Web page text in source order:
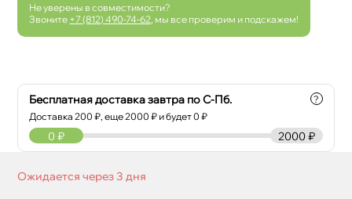
Не уверены в совместимости?
Звоните +7 (812) 490-74-62 , мы все проверим и подскажем!
Бесплатная доставка завтра по С-Пб.
Доставка200 ₽, еще2000 ₽ и будет 0 ₽
?
2000 ₽
0 ₽
Ожидается через 3 дня